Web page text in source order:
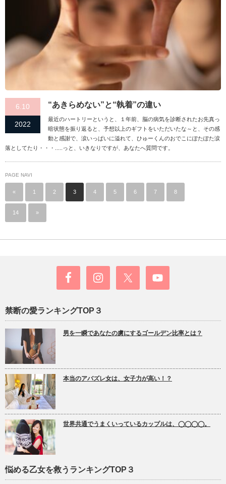
6.10
2022
“あきらめない”と“執着”の違い
最近のハートリーというと、１年前、脳の病気を診断されたお先真っ
暗状態を振り返ると、予想以上のギフトをいただいたな～と、その感
動と感謝で、涙いっぱいに溢れて、ひゅーくんのおでこにぽたぽた涙
落としてたり・・・.....っと、いきなりですが、あなたへ質問です。
PAGE NAVI
« 1 2 3 4 5 6 7 8
14 »
禁断の愛ランキングTOP３
男を一瞬であなたの虜にするゴールデン比率とは？
本当のアバズレ女は、女子力が高い！？
世界共通でうまくいっているカップルは、◯◯◯◯。
悩める乙女を救うランキングTOP３